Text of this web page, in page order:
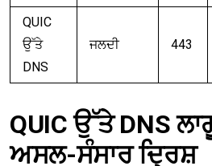
QUIC
ਉੱਤੇ
DNS
ਜਲਦੀ 443
QUIC ਉੱਤੇ DNS
ਅਸਲ-ਸੰਸਾਰ ਦ੍ਰਿਸ਼